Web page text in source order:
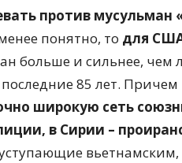
против мусульман
понятно, то для США
больше и сильнее, чем
85 лет.
широкую сеть
в Сирии –